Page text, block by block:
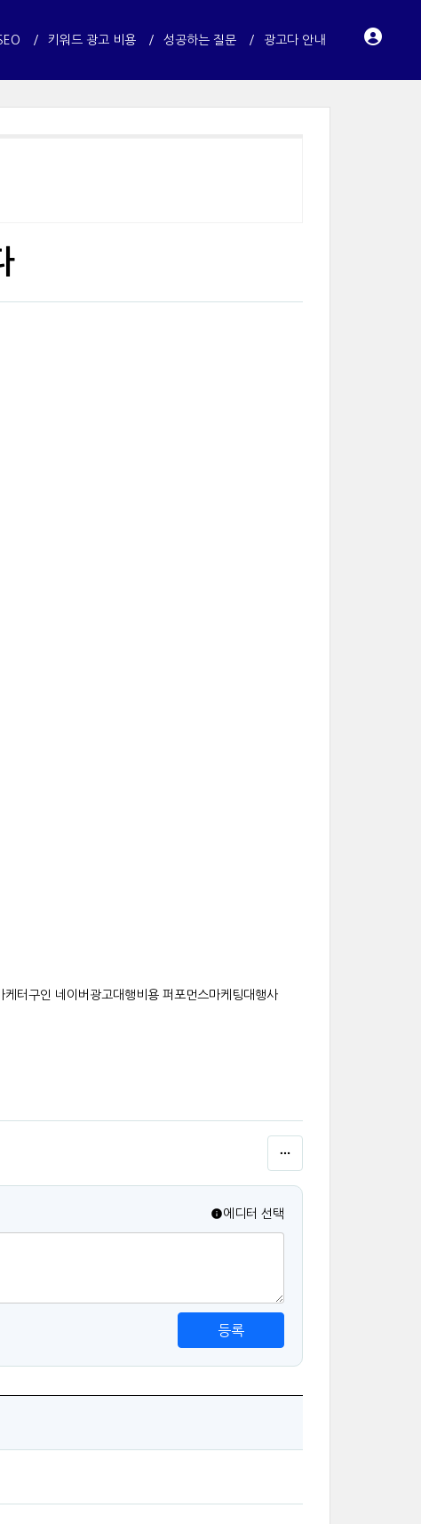
키워드 광고 비용 성공하는 질문 광고다 안내
터구인 네이버광고대행비용 퍼포먼스마케팅대행사
에디터 선택
등록